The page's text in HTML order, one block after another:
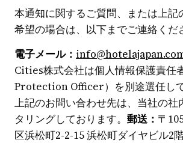
本通知に関するご質問、または上記
希望の場合は、以下までご連絡くだ
電子メール：
Cities株式会社は個人情報保護責任
Protection Officer）を別途選任して
上記のお問い合わせ先は、当社の社
タリングしております。 郵送： 〒
区浜松町2-2-15 浜松町ダイヤビル2